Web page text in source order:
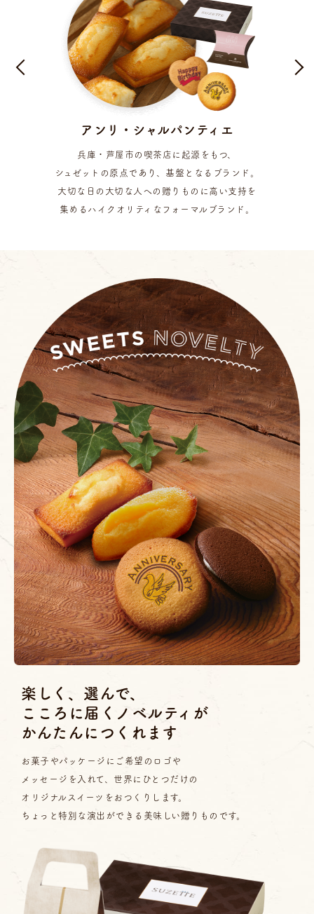
アンリ・シャルパンティエ
兵庫・芦屋市の喫茶店に起源をもつ、
シュゼットの原点であり、基盤となるブランド。
大切な日の大切な人への贈りものに高い支持を
集める ハイクオリティなフォーマルブランド。
楽しく、選んで、
こころに届くノベルティが
かんたんにつくれます
お菓子やパッケージにご希望のロゴや
メッセージを入れて、 世界にひとつだけの
オリジナルスイーツをおつくりします。
ちょっと特別な演出ができる美味しい贈りものです。